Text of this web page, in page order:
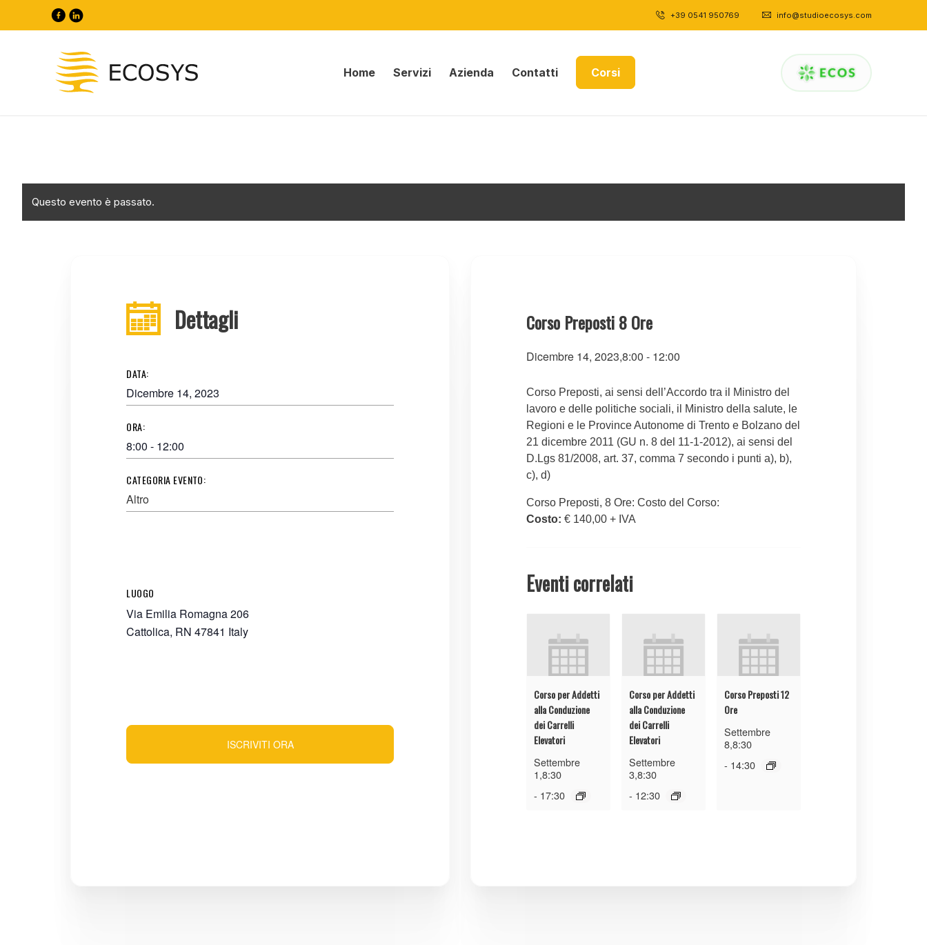
+39 0541 950769 info@studioecosys.com
Home Servizi Azienda Contatti Corsi
Questo evento è passato.
Corso Preposti 8 Ore
Dicembre 14, 2023,8:00 - 12:00
Corso Preposti, ai sensi dell’Accordo tra il Ministro del
lavoro e delle politiche sociali, il Ministro della salute, le
Regioni e le Province Autonome di Trento e Bolzano del
21 dicembre 2011 (GU n. 8 del 11-1-2012), ai sensi del
D.Lgs 81/2008, art. 37, comma 7 secondo i punti a), b),
c), d)
Corso Preposti, 8 Ore: Costo del Corso:
Costo: € 140,00 + IVA
Eventi correlati
Corso per Addetti
alla Conduzione
dei Carrelli
Elevatori
Settembre
1,8:30
- 17:30
Corso per Addetti
alla Conduzione
dei Carrelli
Elevatori
Settembre
3,8:30
- 12:30
Corso Preposti 12
Ore
Settembre
8,8:30
- 14:30
Dettagli
DATA:
Dicembre 14, 2023
ORA:
8:00 - 12:00
CATEGORIA EVENTO:
Altro
LUOGO
Via Emilia Romagna 206
Cattolica, RN 47841 Italy
ISCRIVITI ORA